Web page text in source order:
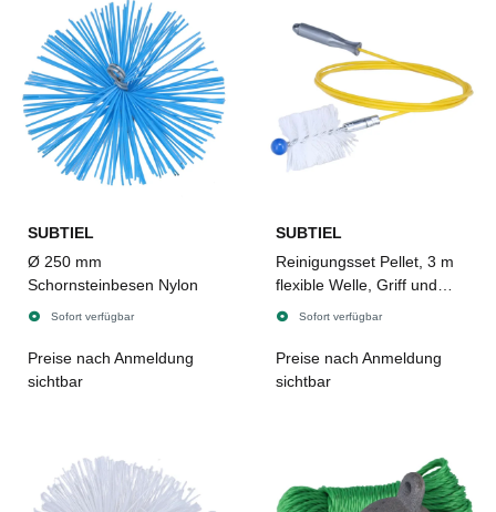
SUBTIEL
Ø 250 mm
Schornsteinbesen Nylon
Sofort verfügbar
Preise nach Anmeldung
sichtbar
SUBTIEL
Reinigungsset Pellet, 3 m
flexible Welle, Griff und
Nylonbesen Ø 80 mm
Sofort verfügbar
Preise nach Anmeldung
sichtbar